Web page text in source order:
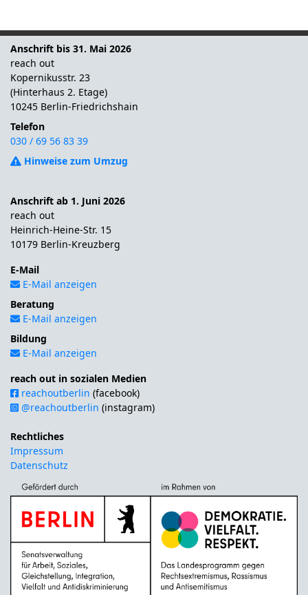
Anschrift bis 31. Mai 2026
reach out
Kopernikusstr. 23
(Hinterhaus 2. Etage)
10245 Berlin-Friedrichshain
Telefon
030 / 69 56 83 39
Hinweise zum Umzug
Anschrift ab 1. Juni 2026
reach out
Heinrich-Heine-Str. 15
10179 Berlin-Kreuzberg
E-Mail
E-Mail anzeigen
Beratung
E-Mail anzeigen
Bildung
E-Mail anzeigen
reach out in sozialen Medien
reachoutberlin (facebook)
@reachoutberlin (instagram)
Rechtliches
Impressum
Datenschutz